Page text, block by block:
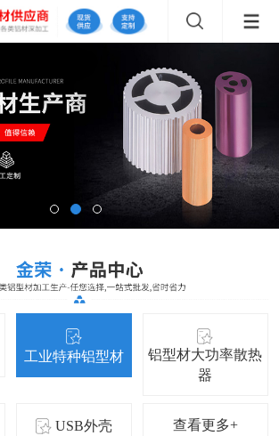
工业特种铝型材
铝型材大功率散热
器
USB外壳 查看更多+